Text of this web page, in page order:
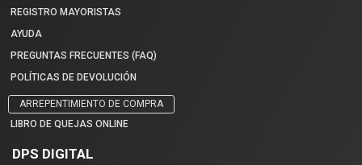
REGISTRO MAYORISTAS
AYUDA
PREGUNTAS FRECUENTES (FAQ)
POLÍTICAS DE DEVOLUCIÓN
ARREPENTIMIENTO DE COMPRA
LIBRO DE QUEJAS ONLINE
DPS DIGITAL